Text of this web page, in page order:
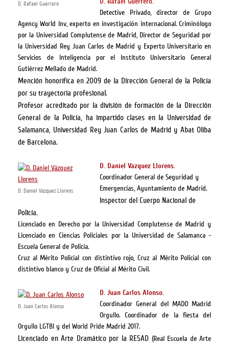
D. Rafael Guerrero
Detective Privado, director de Grupo
Agency World Inv, experto en investigación internacional. Criminólogo
por la Universidad Complutense de Madrid, Director de Seguridad por
la Universidad Rey Juan Carlos de Madrid y Experto Universitario en
Servicios de Inteligencia por el Instituto Universitario General
Gutiérrez Mellado de Madrid.
Mención honorífica en 2009 de la Dirección General de la Policía
por su trayectoria profesional.
Profesor acreditado por la división de formación de la Dirección
General de la Policía, ha impartido clases en la Universidad de
Salamanca, Universidad Rey Juan Carlos de Madrid y Abat Oliba
de Barcelona.
D. Daniel Vázquez Llorens
D. Daniel Vázquez Llorens.
Coordinador General de Seguridad y
Emergencias, Ayuntamiento de Madrid.
Inspector del Cuerpo Nacional de
Policía.
Licenciado en Derecho por la Universidad Complutense de Madrid y
Licenciado en Ciencias Policiales por la Universidad de Salamanca -
Escuela General de Policía.
Cruz al Mérito Policial con distintivo rojo, Cruz al Mérito Policial con
distintivo blanco y Cruz de Oficial al Mérito Civil.
D. Juan Carlos Alonso
D. Juan Carlos Alonso.
Coordinador General del MADO Madrid
Orgullo.Coordinador de la fiesta del
Orgullo LGTBI y del World Pride Madrid 2017.
Licenciado en Arte Dramático por la RESAD (Real Escuela de Arte